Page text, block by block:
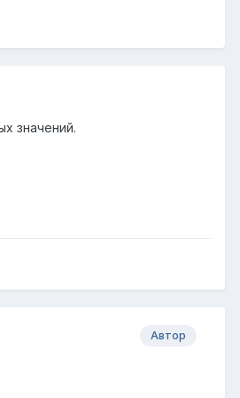
значений.
Автор